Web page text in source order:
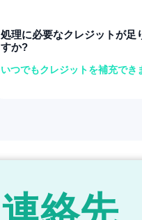
処理に必要なクレジットが足
すか?
いつでもクレジットを補充でき
連絡先